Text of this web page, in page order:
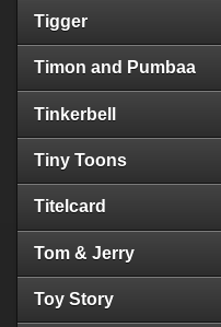
Tigger
Timon and Pumbaa
Tinkerbell
Tiny Toons
Titelcard
Tom & Jerry
Toy Story